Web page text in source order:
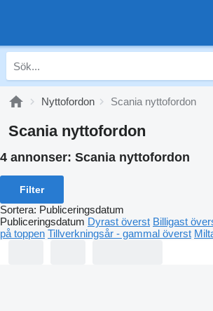
Nyttofordon Scania nyttofordon
Scania nyttofordon
4 annonser: Scania nyttofordon
Filter
Sortera: Publiceringsdatum
Publiceringsdatum Dyrast överst Billigast
på toppen Tillverkningsår - gammal överst